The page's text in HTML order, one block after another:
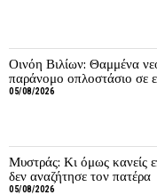
Οινόη Βιλίων: Θαμμένα
παράνομο οπλοστάσιο σε
05/08/2026
Μυστράς: Κι όμως κανείς
δεν αναζήτησε τον πατέρα
05/08/2026